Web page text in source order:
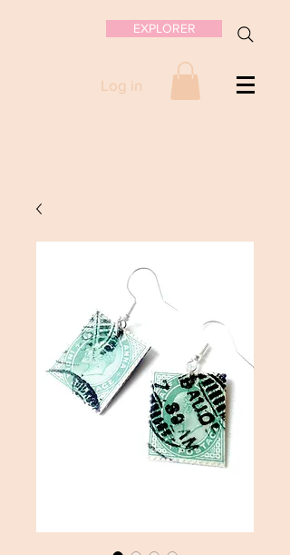
EXPLORER
Log in